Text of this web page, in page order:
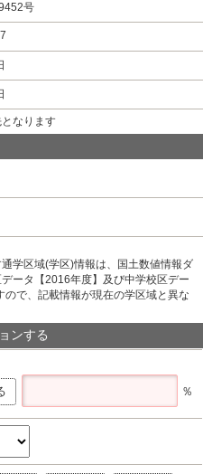
号
なります
学区域(学区)情報は、国土数値情報ダ
ータ【2016年度】及び中学校区デー
で、記載情報が現在の学区域と異な
ンする
％